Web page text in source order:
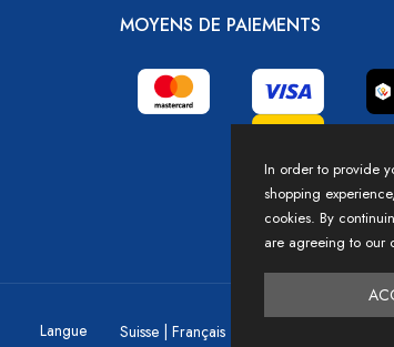
MOYENS DE PAIEMENTS
Langue
In order to provide
shopping
cookies. By
are agreeing to our